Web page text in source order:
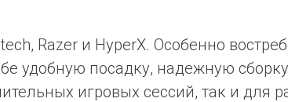
Razer и HyperX. Особенно
удобную посадку, надежную
игровых сессий, так и для